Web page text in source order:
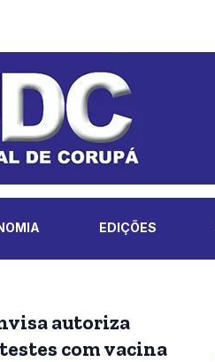
EDIÇÕES
autoriza
com vacina